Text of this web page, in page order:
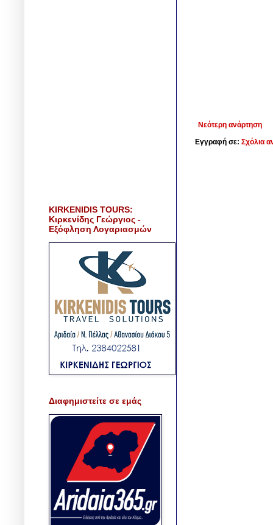
Νεότερη ανάρτηση
Εγγραφή σε: Σχόλια
KIRKENIDIS TOURS:
Κιρκενίδης Γεώργιος -
Εξόφληση Λογαριασμών
Διαφημιστείτε σε εμάς